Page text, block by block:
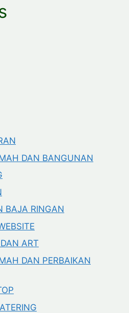
DAN BANGUNAN
BAJA RINGAN
ART
DAN PERBAIKAN